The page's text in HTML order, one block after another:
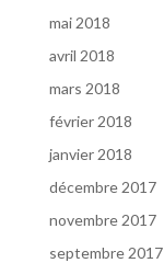
mai 2018
avril 2018
mars 2018
février 2018
janvier 2018
décembre 2017
novembre 2017
septembre 2017